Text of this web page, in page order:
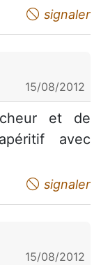
signaler
15/08/2012
et de
avec
signaler
15/08/2012